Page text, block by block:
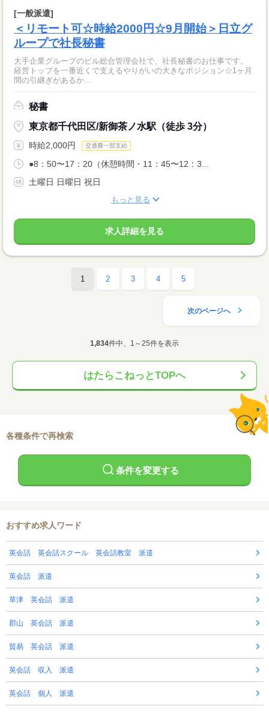
[一般派遣]
＜リモート可☆時給2000円☆9月開始＞日立グ
ループで社長秘書
大手企業グループのビル総合管理会社で、社長秘書のお仕事です。
経営トップを一番近くで支えるやりがいの大きなポジション☆1ヶ月
間の引継ぎがあるか...
秘書
東京都千代田区/新御茶ノ水駅（徒歩 3分）
時給2,000円 交通費一部支給
●8：50〜17：20（休憩時間・11：45〜12：3...
土曜日 日曜日 祝日
もっと見る
求人詳細を見る
1 2 3 4 5
次のページへ
1,834件中、1～25件を表示
はたらこねっとTOPへ
各種条件で再検索
条件を変更する
おすすめ求人ワード
英会話 英会話スクール 英会話教室 派遣
英会話 派遣
草津 英会話 派遣
郡山 英会話 派遣
貿易 英会話 派遣
英会話 収入 派遣
英会話 個人 派遣